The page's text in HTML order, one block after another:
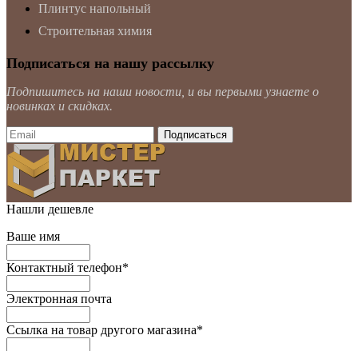
Плинтус напольный
Строительная химия
Подписаться на нашу рассылку
Подпишитесь на наши новости, и вы первыми узнаете о
новинках и скидках.
Нашли дешевле
Ваше имя
Контактный телефон*
Электронная почта
Ссылка на товар другого магазина*